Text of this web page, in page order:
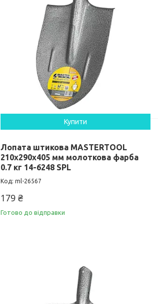
Купити
Лопата штикова MASTERTOOL
210х290х405 мм молоткова фарба
0.7 кг 14-6248 SPL
ml-26567
179 ₴
Готово до відправки